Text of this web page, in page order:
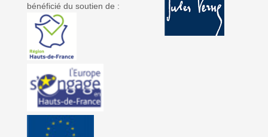
vv
bénéficié du soutien de :